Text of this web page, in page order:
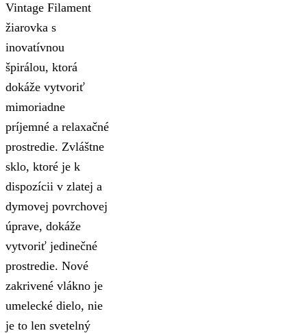
Vintage Filament
žiarovka s
inovatívnou
špirálou, ktorá
dokáže vytvoriť
mimoriadne
príjemné a relaxačné
prostredie. Zvláštne
sklo, ktoré je k
dispozícii v zlatej a
dymovej povrchovej
úprave, dokáže
vytvoriť jedinečné
prostredie. Nové
zakrivené vlákno je
umelecké dielo, nie
je to len svetelný